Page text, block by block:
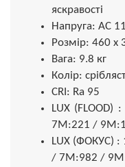
яскравості
Напруга: AC
Розмір: 460
Вага: 9.8 кг
Колір:
CRI: Ra 95
LUX
7М:221 /
LUX (ФОКУС)
/ 7М:982 /